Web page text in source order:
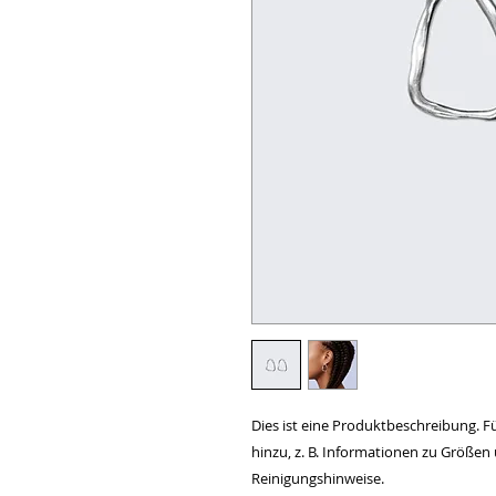
Dies ist eine Produktbeschreibung.
hinzu, z. B. Informationen zu
Reinigungshinweise.